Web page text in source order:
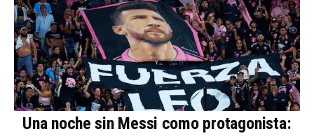
Una noche sin Messi como protagonista: